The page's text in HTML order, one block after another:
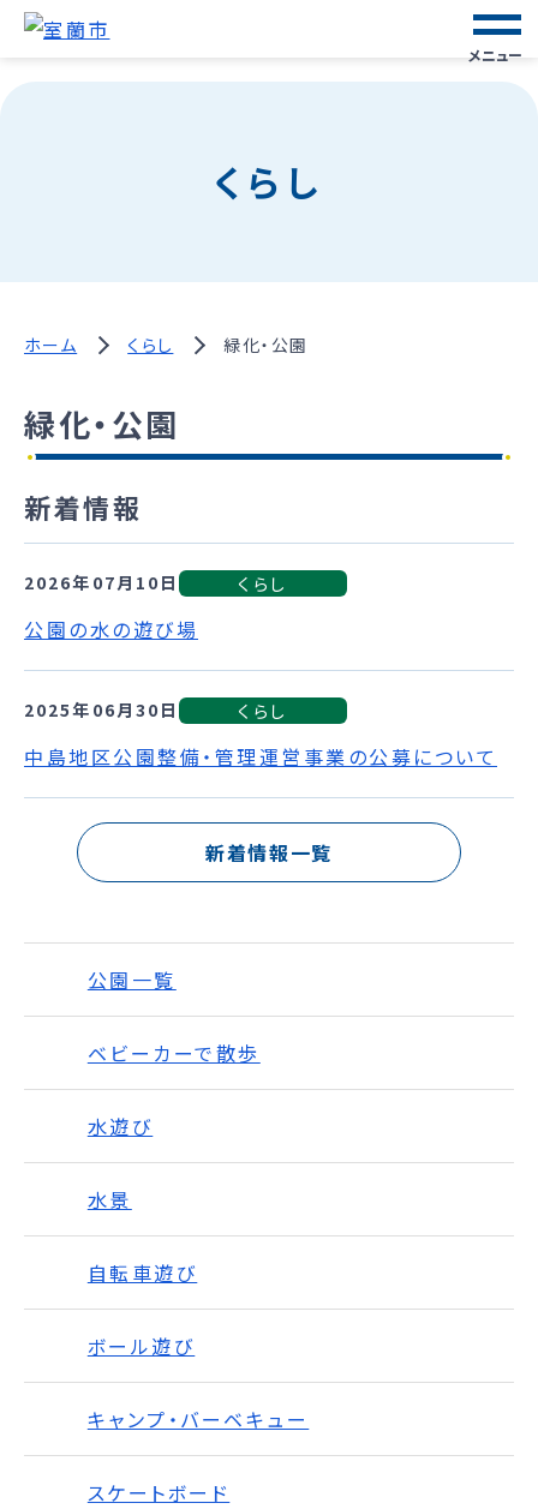
メニュー
くらし
ホーム くらし 緑化・公園
緑化・公園
新着情報
2026年07月10日 くらし
公園の水の遊び場
2025年06月30日 くらし
中島地区公園整備・管理運営事業の公募について
新着情報一覧
公園一覧
ベビーカーで散歩
水遊び
水景
自転車遊び
ボール遊び
キャンプ・バーベキュー
スケートボード